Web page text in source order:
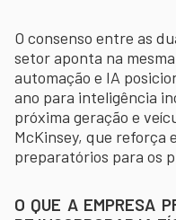
O consenso entre as
setor aponta na
automação e IA
ano para inteligência
próxima geração e
McKinsey, que reforça
preparatórios para os
O QUE A EMPRESA